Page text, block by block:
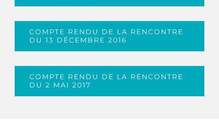
COMPTE RENDU DE LA RENCONTRE
DU 13 DÉCEMBRE 2016
COMPTE RENDU DE LA RENCONTRE
DU 2 MAI 2017